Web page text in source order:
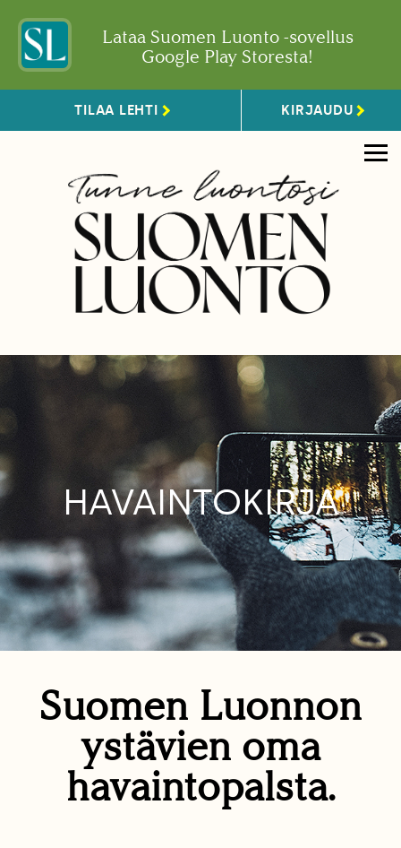
Lataa Suomen Luonto -sovellus
Google Play Storesta!
TILAA LEHTI KIRJAUDU
HAVAINTOKIRJA
Suomen Luonnon
ystävien oma
havaintopalsta.